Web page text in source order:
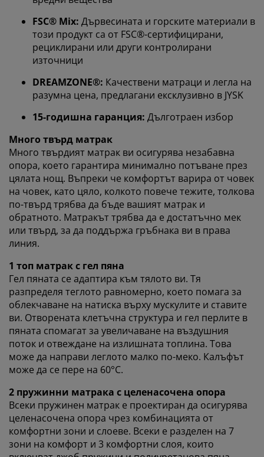
FSC® Mix: Дървесината и горските материали в
този продукт са от FSC®-сертифицирани,
рециклирани или други контролирани
източници
DREAMZONE®: Качествени матраци и легла на
разумна цена, предлагани ексклузивно в JYSK
15-годишна гаранция: Дълготраен избор
Много твърд матрак
Много твърдият матрак ви осигурява незабавна
опора, което гарантира минимално потъване през
цялата нощ. Въпреки че комфортът варира от човек
на човек, като цяло, колкото повече тежите, толкова
по-твърд трябва да бъде вашият матрак и
обратното. Матракът трябва да е достатъчно мек
или твърд, за да поддържа гръбнака ви в права
линия.
1 топ матрак с гел пяна
Гел пяната се адаптира към тялото ви. Тя
разпределя теглото равномерно, което помага за
облекчаване на натиска върху мускулите и ставите
ви. Отворената клетъчна структура и гел перлите в
пяната спомагат за увеличаване на въздушния
поток и отвеждане на излишната топлина. Това
може да направи леглото малко по-меко. Калъфът
може да се пере на 60°C.
2 пружинни матрака с целенасочена опора
Всеки пружинен матрак е проектиран да осигурява
целенасочена опора чрез комбинацията от
комфортни зони и слоеве. Всеки е разделен на 7
зони на комфорт и 3 комфортни слоя, които
Персонализираме вашето преживяване
идентификатори, за да осигурим добро преживяване
при посещение на нашия уебсайт. „Бисквитките“
събират информация за вас, за да осигурят
функционалност, статистика и подходящ маркетинг.
Когато приемате маркетингови „бисквитки“, ще
споделяме вашите данни за сърфиране с
маркетингови партньори (напр. Google, Meta и
TikTok) за персонализирани и статични реклами.
Можете да прочетете повече за целите от
като кликнете върху иконката на бисквитка. Когато
изберете опцията „Приемам всички“, вие се
съгласявате и с трите цели. Прочетете повече за
събирането и обработката на лични данни от
наша странаи нашата политика за използване на
„бисквитки“ .